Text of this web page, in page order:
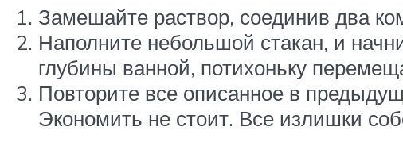
Замешайте раствор, соединив два
Наполните небольшой стакан, и
глубины ванной, потихоньку
Повторите все описанное в
Экономить не стоит. Все излишки